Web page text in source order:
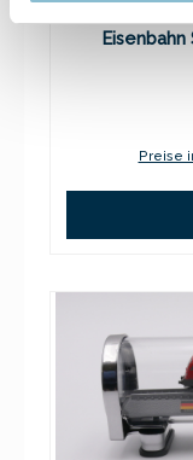
Preise